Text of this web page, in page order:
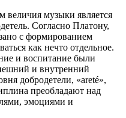
величия музыки является
Согласно Платону,
с формированием
как нечто отдельное.
и воспитание были
и внутренний
добродетели, «areté»,
преобладают над
эмоциями и